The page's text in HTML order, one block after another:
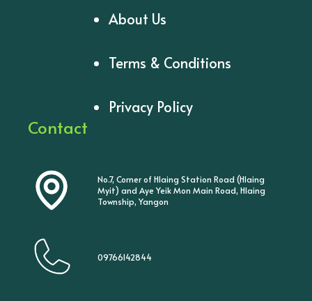
About Us
Terms & Conditions
Privacy Policy
Contact
No.7, Corner of Hlaing Station Road (Hlaing
Myit) and Aye Yeik Mon Main Road, Hlaing
Township, Yangon
09766142844